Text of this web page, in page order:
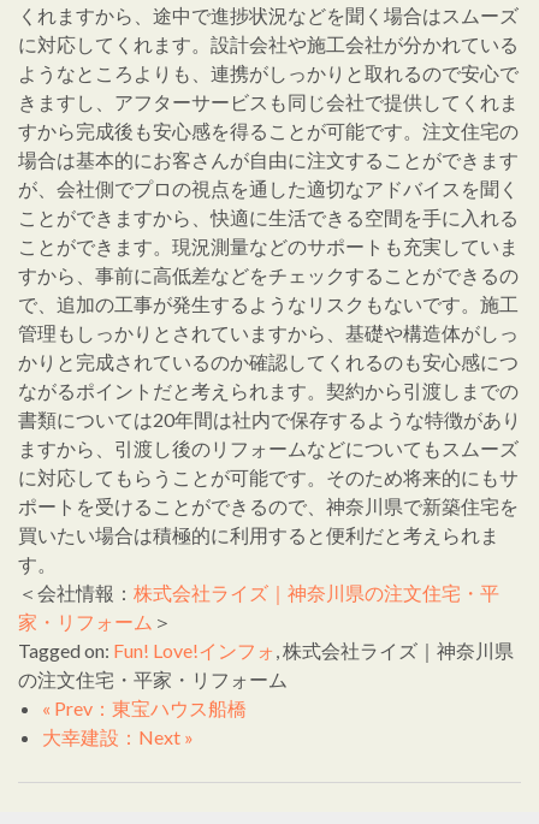
くれますから、途中で進捗状況などを聞く場合はスムーズ
に対応してくれます。設計会社や施工会社が分かれている
ようなところよりも、連携がしっかりと取れるので安心で
きますし、アフターサービスも同じ会社で提供してくれま
すから完成後も安心感を得ることが可能です。注文住宅の
場合は基本的にお客さんが自由に注文することができます
が、会社側でプロの視点を通した適切なアドバイスを聞く
ことができますから、快適に生活できる空間を手に入れる
ことができます。現況測量などのサポートも充実していま
すから、事前に高低差などをチェックすることができるの
で、追加の工事が発生するようなリスクもないです。施工
管理もしっかりとされていますから、基礎や構造体がしっ
かりと完成されているのか確認してくれるのも安心感につ
ながるポイントだと考えられます。契約から引渡しまでの
書類については20年間は社内で保存するような特徴があり
ますから、引渡し後のリフォームなどについてもスムーズ
に対応してもらうことが可能です。そのため将来的にもサ
ポートを受けることができるので、神奈川県で新築住宅を
買いたい場合は積極的に利用すると便利だと考えられま
す。
＜会社情報： 株式会社ライズ｜神奈川県の注文住宅・平
家・リフォーム ＞
Tagged on: Fun! Love!インフォ , 株式会社ライズ｜神奈川県
の注文住宅・平家・リフォーム
« Prev：東宝ハウス船橋
大幸建設：Next »